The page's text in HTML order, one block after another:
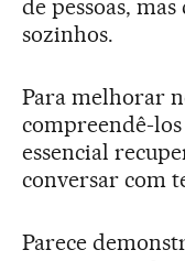
de pessoas,
sozinhos.
Para melhorar
compreendê-
essencial
conversar com
Parece